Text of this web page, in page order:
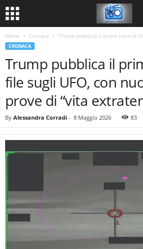
Home Cronaca Trump pubblica il primo lotto di
CRONACA
Trump pubblica il
file sugli UFO, con
prove di “vita
By Alessandra Corradi - 8 Maggio 2026 83